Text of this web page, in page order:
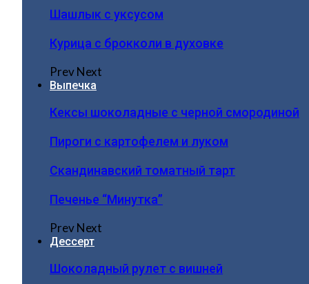
Шашлык с уксусом
Курица с брокколи в духовке
PrevNext
Выпечка
Кексы шоколадные с черной смородиной
Пироги c картофелем и луком
Скандинавский томатный тарт
Печенье “Минутка”
PrevNext
Дессерт
Шоколадный рулет с вишней